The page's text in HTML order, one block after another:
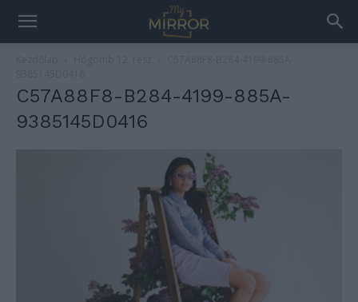
C57A88F8-B284-4199-885A-
9385145D0416